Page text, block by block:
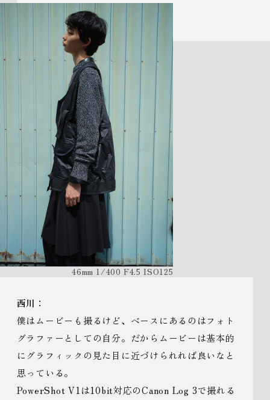
46mm 1/400 F4.5 ISO125
西川：
僕はムービーも撮るけど、ベースにあるのはフォト
グラファーとしての自分。だからムービーは基本的
にグラフィックの見た目に近づけられれば良いなと
思っている。
PowerShot V1は10bit対応のCanon Log 3で撮れる